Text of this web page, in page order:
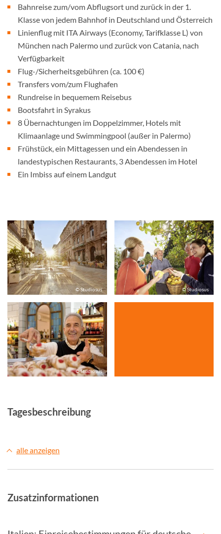
Bahnreise zum/vom Abflugsort und zurück in der 1.
Klasse von jedem Bahnhof in Deutschland und Österreich
Linienflug mit ITA Airways (Economy, Tarifklasse L) von
München nach Palermo und zurück von Catania, nach
Verfügbarkeit
Flug-/Sicherheitsgebühren (ca. 100 €)
Transfers vom/zum Flughafen
Rundreise in bequemem Reisebus
Bootsfahrt in Syrakus
8 Übernachtungen im Doppelzimmer, Hotels mit
Klimaanlage und Swimmingpool (außer in Palermo)
Frühstück, ein Mittagessen und ein Abendessen in
landestypischen Restaurants, 3 Abendessen im Hotel
Ein Imbiss auf einem Landgut
© Studiosus © Studiosus
© Studiosus
Tagesbeschreibung
alle anzeigen
Zusatzinformationen